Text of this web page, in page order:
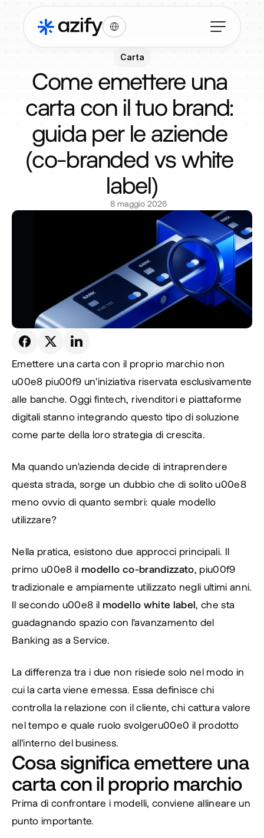
Select Language
Carta
Come emettere una
carta con il tuo brand:
guida per le aziende
(co-branded vs white
label)
8 maggio 2026
Emettere una carta con il proprio marchio non
u00e8 piu00f9 un'iniziativa riservata esclusivamente
alle banche. Oggi fintech, rivenditori e piattaforme
digitali stanno integrando questo tipo di soluzione
come parte della loro strategia di crescita.
Ma quando un'azienda decide di intraprendere
questa strada, sorge un dubbio che di solito u00e8
meno ovvio di quanto sembri: quale modello
utilizzare?
Nella pratica, esistono due approcci principali. Il
primo u00e8 il modello co-brandizzato, piu00f9
tradizionale e ampiamente utilizzato negli ultimi anni.
Il secondo u00e8 il modello white label, che sta
guadagnando spazio con l'avanzamento del
Banking as a Service.
La differenza tra i due non risiede solo nel modo in
cui la carta viene emessa. Essa definisce chi
controlla la relazione con il cliente, chi cattura valore
nel tempo e quale ruolo svolgeru00e0 il prodotto
all'interno del business.
Cosa significa emettere una
carta con il proprio marchio
Prima di confrontare i modelli, conviene allineare un
punto importante.